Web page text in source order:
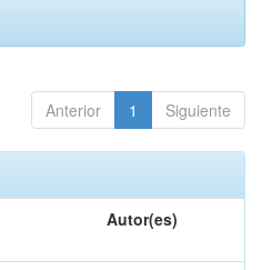
Anterior 1 Siguiente
Autor(es)